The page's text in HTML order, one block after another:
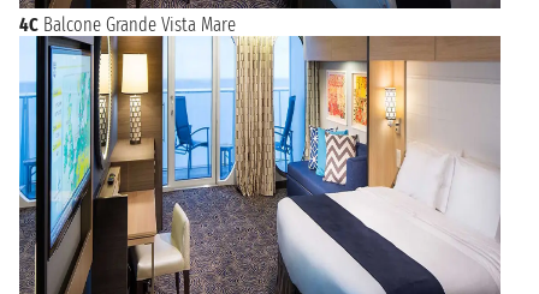
4C Balcone Grande Vista Mare